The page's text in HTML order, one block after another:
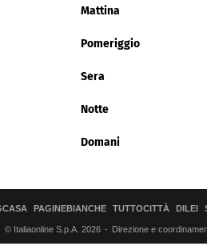
Mattina
Pomeriggio
Sera
Notte
Domani
PAGINEBIANCHE TUTTOCITTÀ DILEI
© Italiaonline S.p.A. 2026 Direzione e